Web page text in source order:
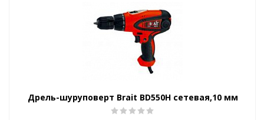
Дрель-шуруповерт Brait BD550H сетевая,10 мм